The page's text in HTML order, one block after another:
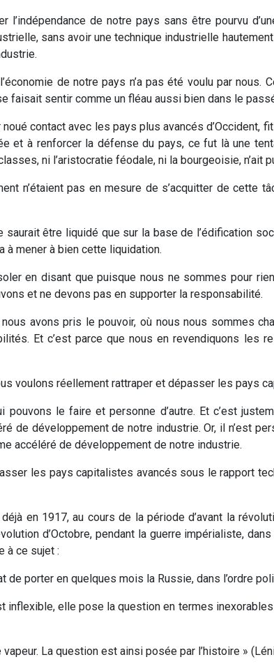
l’indépendance de notre pays sans être pourvu
sans avoir une technique industrielle
de notre pays n’a pas été voulu par
faisait sentir comme un fléau aussi bien dans le
noué contact avec les pays plus avancés
et à renforcer la défense du pays, ce fut là une
ni l’aristocratie féodale, ni la bourgeoisie,
n’étaient pas en mesure de s’acquitter de cette
saurait être liquidé que sur la base de l’édification
à mener à bien cette liquidation.
en disant que puisque nous ne sommes pour
et ne devons pas en supporter la responsabilité.
nous avons pris le pouvoir, où nous nous sommes
Et c’est parce que nous en revendiquons les
voulons réellement rattraper et dépasser les pays
pouvons le faire et personne d’autre. Et c’est
de développement de notre industrie. Or, il n’est
accéléré de développement de notre industrie.
les pays capitalistes avancés sous le rapport
en 1917, au cours de la période d’avant la
d’Octobre, pendant la guerre impérialiste,
à ce sujet :
de porter en quelques mois la Russie, dans l’ordre
inflexible, elle pose la question en termes
La question est ainsi posée par l’histoire »